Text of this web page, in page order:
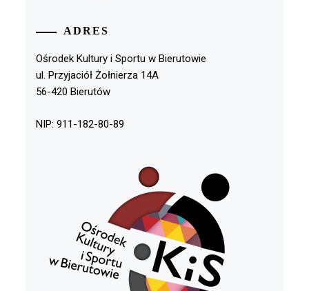
ADRES
Ośrodek Kultury i Sportu w Bierutowie
ul. Przyjaciół Żołnierza 14A
56-420 Bierutów
NIP: 911-182-80-89